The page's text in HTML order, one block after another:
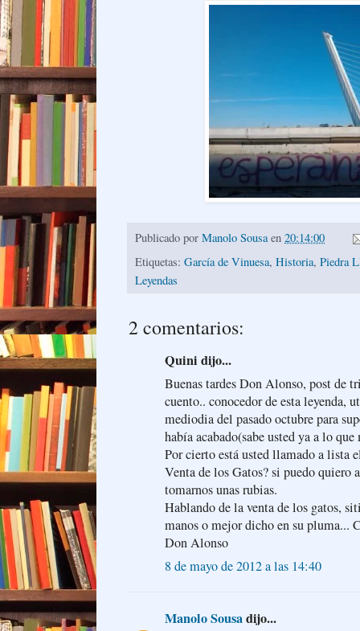
Publicado por Manolo Sousa en 20:14:00
Etiquetas: García de Vinuesa, Historia, Piedra
Leyendas
2 comentarios:
Quini dijo...
Buenas tardes Don Alonso, post de
cuento.. conocedor de esta leyenda,
mediodia del pasado octubre para
había acabado(sabe usted ya a lo
Por cierto está usted llamado a lista
Venta de los Gatos? si puedo quiero
tomarnos unas rubias.
Hablando de la venta de los gatos,
manos o mejor dicho en su pluma...
Don Alonso
8 de mayo de 2012 a las 14:40
Manolo Sousadijo...